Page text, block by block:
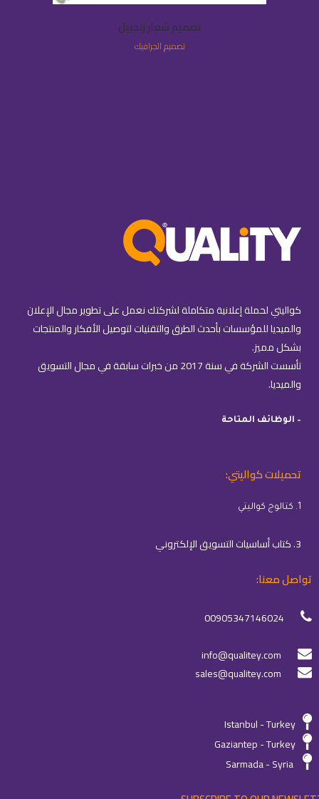
تصميم شعار زنجبيل
تصميم الجرافيك
كواليتي لحملة إعلانية متكاملة لشركتك نعمل على تطوير مجال الإعلان
والميديا للمؤسسات بأحدث الطرق والتقنيات لتوصيل الأفكار والمنتجات
بشكل مميز.
تأسست الشركة في سنة 2017 من خبرات سابقة في مجال التسويق
والميديا.
– الوظائف المتاحة
تحميلات كواليتي:
1. كتالوج كواليتي
3. كتاب أساسيات التسويق الإلكتروني
تواصل معنا:
00905347146024
info@qualitey.com
sales@qualitey.com
Istanbul - Turkey
Gaziantep - Turkey
Sarmada - Syria